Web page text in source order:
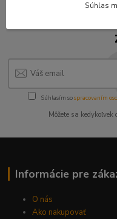
Súhlasím sospracovaním
Môžete sa
Informácie pre
O nás
Ako nakupovať
Súhlas